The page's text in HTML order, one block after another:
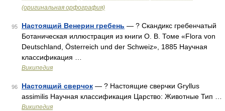
(оригинальная орфография)
95 Настоящий Венерин гребень — ? Скандикс гребенчатый
Ботаническая иллюстрация из книги О. В. Томе «Flora von
Deutschland, Österreich und der Schweiz», 1885 Научная
классификация …
Википедия
96 Настоящий сверчок — ? Настоящие сверчки Gryllus
assimilis Научная классификация Царство: Животные Тип …
Википедия